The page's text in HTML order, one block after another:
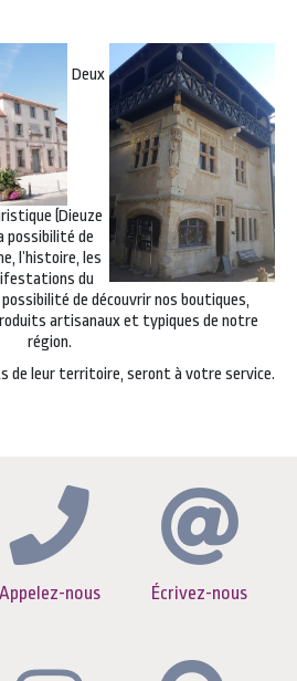
Deux
(Dieuze
possibilité de
l’histoire, les
du
de découvrir nos boutiques,
artisanaux et typiques de notre
région.
de leur territoire, seront à votre service.
Appelez-nous Écrivez-nous